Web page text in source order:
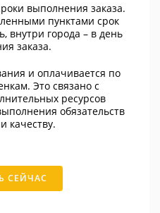
выполнения заказа.
пунктами срок
внутри города – в день
заказа.
и оплачивается по
Это связано с
ресурсов
обязательств
качеству.
СЕЙЧАС